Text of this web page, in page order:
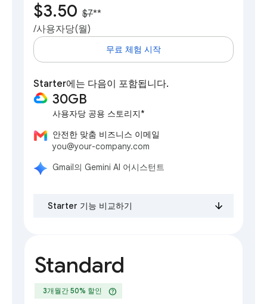
$3.50 $7**
/사용자당(월)
무료 체험 시작
Starter에는 다음이 포함됩니다.
30GB
사용자당 공용 스토리지*
안전한 맞춤 비즈니스 이메일
you@your-company.com
Gmail의 Gemini AI 어시스턴트
Starter 기능 비교하기
Standard
3개월간 50% 할인 help